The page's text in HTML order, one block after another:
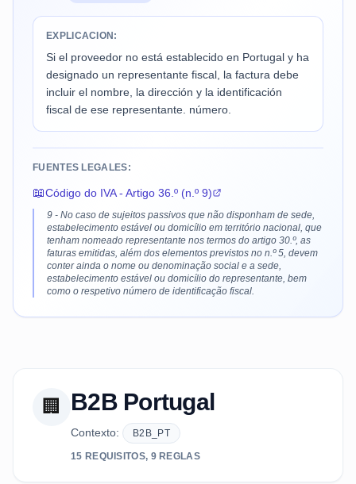
EXPLICACION:
Si el proveedor no está establecido en Portugal y ha
designado un representante fiscal, la factura debe
incluir el nombre, la dirección y la identificación
fiscal de ese representante. número.
FUENTES LEGALES:
📖Código do IVA - Artigo 36.º (n.º 9)
9 - No caso de sujeitos passivos que não disponham de sede,
estabelecimento estável ou domicílio em território nacional, que
tenham nomeado representante nos termos do artigo 30.º, as
faturas emitidas, além dos elementos previstos no n.º 5, devem
conter ainda o nome ou denominação social e a sede,
estabelecimento estável ou domicílio do representante, bem
como o respetivo número de identificação fiscal.
🏢 B2B Portugal
Contexto: B2B_PT
15 REQUISITOS, 9 REGLAS